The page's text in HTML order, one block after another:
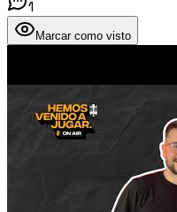
1
Marcar como visto